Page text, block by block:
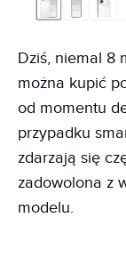
Dziś, niemal 8
można kupić
od momentu
przypadku
zdarzają się
zadowolona z
modelu.